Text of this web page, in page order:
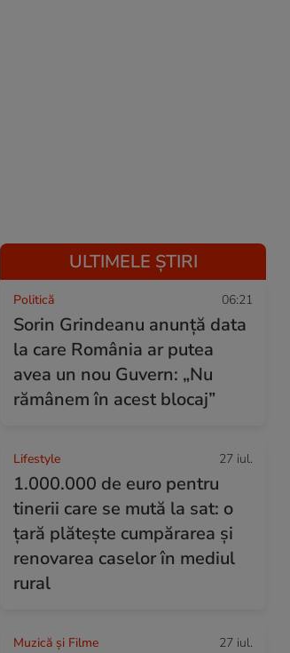
ULTIMELE ȘTIRI
Politică 06:21
Sorin Grindeanu anunță data
la care România ar putea
avea un nou Guvern: „Nu
rămânem în acest blocaj”
Lifestyle 27 iul.
1.000.000 de euro pentru
tinerii care se mută la sat: o
țară plătește cumpărarea și
renovarea caselor în mediul
rural
Muzică și Filme 27 iul.